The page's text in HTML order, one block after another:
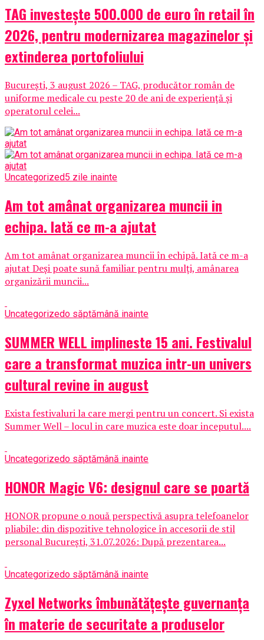
TAG investește 500.000 de euro în retail în
2026, pentru modernizarea magazinelor și
extinderea portofoliului
București, 3 august 2026 – TAG, producător român de
uniforme medicale cu peste 20 de ani de experiență și
operatorul celei...
Uncategorized5 zile inainte
Am tot amânat organizarea muncii in
echipa. Iată ce m-a ajutat
Am tot amânat organizarea muncii în echipă. Iată ce m-a
ajutat Deși poate sună familiar pentru mulți, amânarea
organizării muncii...
Uncategorizedo săptămână inainte
SUMMER WELL implineste 15 ani. Festivalul
care a transformat muzica intr-un univers
cultural revine in august
Exista festivaluri la care mergi pentru un concert. Si exista
Summer Well – locul in care muzica este doar inceputul....
Uncategorizedo săptămână inainte
HONOR Magic V6: designul care se poartă
HONOR propune o nouă perspectivă asupra telefoanelor
pliabile: din dispozitive tehnologice în accesorii de stil
personal București, 31.07.2026: După prezentarea...
Uncategorizedo săptămână inainte
Zyxel Networks îmbunătățește guvernanța
în materie de securitate a produselor